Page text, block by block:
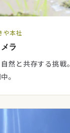
や本社
ラ
然と共存する挑戦。
。